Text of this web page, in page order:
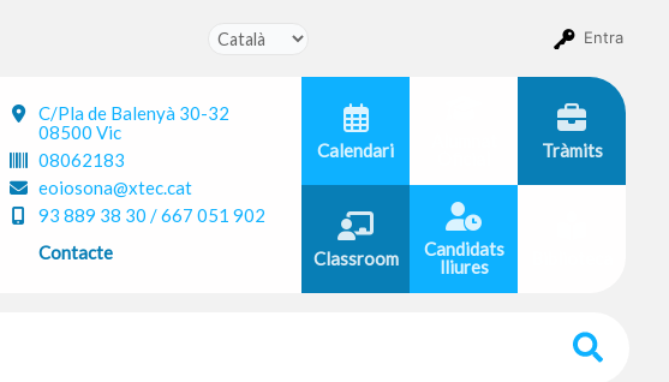
Entra
C/Pla de Balenyà 30-32
08500 Vic
08062183
eoiosona@xtec.cat
93 889 38 30 / 667 051 902
Contacte
Calendari Tràmits
Classroom
Candidats
lliures